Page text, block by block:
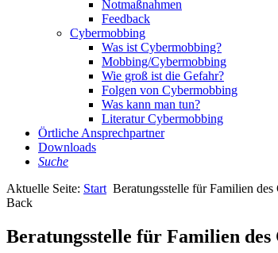
Notmaßnahmen
Feedback
Cybermobbing
Was ist Cybermobbing?
Mobbing/Cybermobbing
Wie groß ist die Gefahr?
Folgen von Cybermobbing
Was kann man tun?
Literatur Cybermobbing
Örtliche Ansprechpartner
Downloads
Suche
Aktuelle Seite: Start Beratungsstelle für Familien des
Back
Beratungsstelle für Familien des